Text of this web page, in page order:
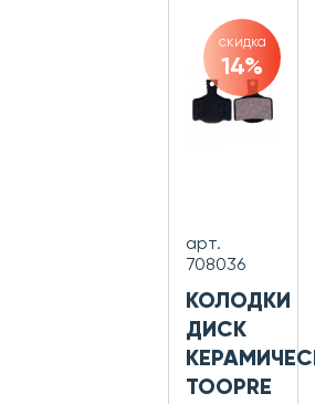
скидка
14%
арт.
708036
КОЛОДКИ
ДИСК
TOOPRE